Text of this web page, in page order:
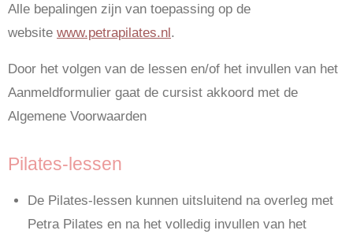
Alle bepalingen zijn van toepassing op de
website www.petrapilates.nl.
Door het volgen van de lessen en/of het invullen van het
Aanmeldformulier gaat de cursist akkoord met de
Algemene Voorwaarden
Pilates-lessen
De Pilates-lessen kunnen uitsluitend na overleg met
Petra Pilates en na het volledig invullen van het